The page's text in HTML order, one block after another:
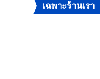
เฉพาะร้านเรา